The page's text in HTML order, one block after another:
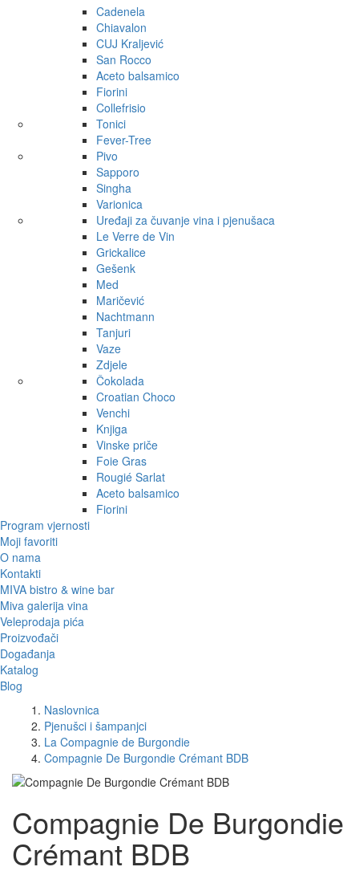
Cadenela
Chiavalon
CUJ Kraljević
San Rocco
Aceto balsamico
Fiorini
Collefrisio
Tonici
Fever-Tree
Pivo
Sapporo
Singha
Varionica
Uređaji za čuvanje vina i pjenušaca
Le Verre de Vin
Grickalice
Gešenk
Med
Maričević
Nachtmann
Tanjuri
Vaze
Zdjele
Čokolada
Croatian Choco
Venchi
Knjiga
Vinske priče
Foie Gras
Rougié Sarlat
Aceto balsamico
Fiorini
Program vjernosti
Moji favoriti
O nama
Kontakti
MIVA bistro & wine bar
Miva galerija vina
Veleprodaja pića
Proizvođači
Događanja
Katalog
Blog
Naslovnica
Pjenušci i šampanjci
La Compagnie de Burgondie
Compagnie De Burgondie Crémant BDB
Compagnie De Burgondie
Crémant BDB